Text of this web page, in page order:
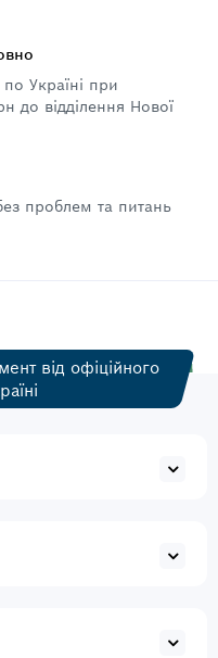
Україні при
до відділення Нової
проблем та питань
від офіційного